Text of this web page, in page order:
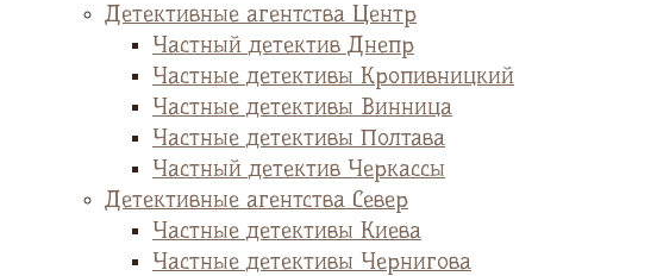
Детективные агентства Центр
Частный детектив Днепр
Частные детективы Кропивницкий
Частные детективы Винница
Частные детективы Полтава
Частный детектив Черкассы
Детективные агентства Север
Частные детективы Киева
Частные детективы Чернигова